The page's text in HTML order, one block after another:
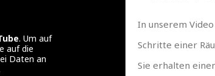
. Um auf
auf die
Daten an
In unserem Video
Schritte einer
Sie erhalten